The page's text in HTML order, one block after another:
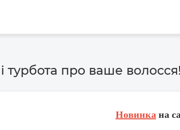
турбота про ваше волосся!
Новинкана